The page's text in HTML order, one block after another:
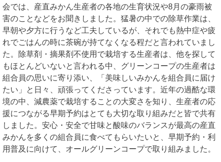
会では、産直みかん生産者の各地の生育状況や8月の豪雨被
害のことなどをお聞きしました。猛暑の中での除草作業は、
早朝や夕方に行うなど工夫しているが、それでも熱中症や疲
れでごはんの時に茶碗が持てなくなる程だと言われていまし
た。除草剤・摘果剤不使用で栽培する生産者は、他を探して
もほとんどいないと言われる中、グリーンコープの生産者は
組合員の思いに寄り添い、「美味しいみかんを組合員に届け
たい」と日々、頑張ってくださっています。近年の過酷な環
境の中、減農薬で栽培することの大変さを知り、生産者の応
援につながる早期予約はとても大切な取り組みだと皆で共有
しました。安心・安全で甘味と酸味のバランスが最高の産直
みかんを多くの組合員に食べてもらいたいと、早期予約・利
用普及に向けて、オールグリーンコープで取り組みました。